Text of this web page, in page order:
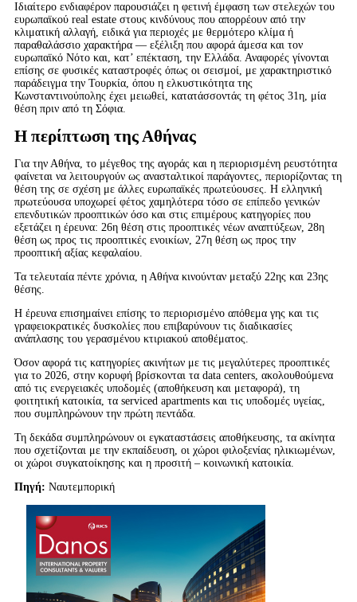
Ιδιαίτερο ενδιαφέρον παρουσιάζει η φετινή έμφαση των στελεχών του
ευρωπαϊκού real estate στους κινδύνους που απορρέουν από την
κλιματική αλλαγή, ειδικά για περιοχές με θερμότερο κλίμα ή
παραθαλάσσιο χαρακτήρα — εξέλιξη που αφορά άμεσα και τον
ευρωπαϊκό Νότο και, κατ’ επέκταση, την Ελλάδα. Αναφορές γίνονται
επίσης σε φυσικές καταστροφές όπως οι σεισμοί, με χαρακτηριστικό
παράδειγμα την Τουρκία, όπου η ελκυστικότητα της
Κωνσταντινούπολης έχει μειωθεί, κατατάσσοντάς τη φέτος 31η, μία
θέση πριν από τη Σόφια.
Η περίπτωση της Αθήνας
Για την Αθήνα, το μέγεθος της αγοράς και η περιορισμένη ρευστότητα
φαίνεται να λειτουργούν ως ανασταλτικοί παράγοντες, περιορίζοντας τη
θέση της σε σχέση με άλλες ευρωπαϊκές πρωτεύουσες. Η ελληνική
πρωτεύουσα υποχωρεί φέτος χαμηλότερα τόσο σε επίπεδο γενικών
επενδυτικών προοπτικών όσο και στις επιμέρους κατηγορίες που
εξετάζει η έρευνα: 26η θέση στις προοπτικές νέων αναπτύξεων, 28η
θέση ως προς τις προοπτικές ενοικίων, 27η θέση ως προς την
προοπτική αξίας κεφαλαίου.
Τα τελευταία πέντε χρόνια, η Αθήνα κινούνταν μεταξύ 22ης και 23ης
θέσης.
Η έρευνα επισημαίνει επίσης το περιορισμένο απόθεμα γης και τις
γραφειοκρατικές δυσκολίες που επιβαρύνουν τις διαδικασίες
ανάπλασης του γερασμένου κτιριακού αποθέματος.
Όσον αφορά τις κατηγορίες ακινήτων με τις μεγαλύτερες προοπτικές
για το 2026, στην κορυφή βρίσκονται τα data centers, ακολουθούμενα
από τις ενεργειακές υποδομές (αποθήκευση και μεταφορά), τη
φοιτητική κατοικία, τα serviced apartments και τις υποδομές υγείας,
που συμπληρώνουν την πρώτη πεντάδα.
Τη δεκάδα συμπληρώνουν οι εγκαταστάσεις αποθήκευσης, τα ακίνητα
που σχετίζονται με την εκπαίδευση, οι χώροι φιλοξενίας ηλικιωμένων,
οι χώροι συγκατοίκησης και η προσιτή – κοινωνική κατοικία.
Πηγή: Ναυτεμπορική